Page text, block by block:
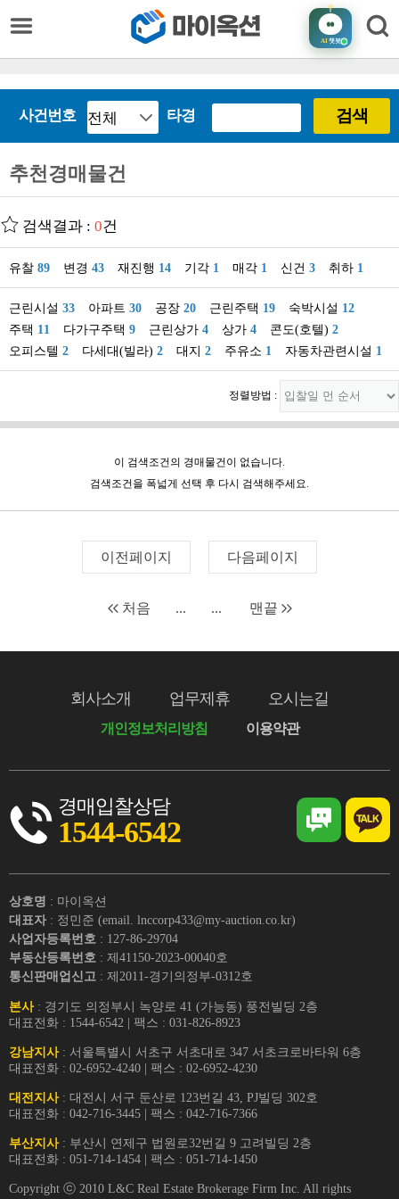
AI챗봇
사건번호 타경 검색
추천경매물건
검색결과 : 0건
유찰 89 변경 43 재진행 14 기각 1 매각 1 신건 3 취하 1
근린시설 33 아파트 30 공장 20 근린주택 19 숙박시설 12
주택 11 다가구주택 9 근린상가 4 상가 4 콘도(호텔) 2
오피스텔 2 다세대(빌라) 2 대지 2 주유소 1 자동차관련시설 1
정렬방법 :
이 검색조건의 경매물건이 없습니다.
검색조건을 폭넓게 선택 후 다시 검색해주세요.
이전페이지 다음페이지
처음 ... ... 맨끝
회사소개 업무제휴 오시는길
개인정보처리방침 이용약관
경매입찰상담
1544-6542
상호명 : 마이옥션
대표자 : 정민준 (email. lnccorp433@my-auction.co.kr)
사업자등록번호 : 127-86-29704
부동산등록번호 : 제41150-2023-00040호
통신판매업신고 : 제2011-경기의정부-0312호
본사: 경기도 의정부시 녹양로 41 (가능동) 풍전빌딩 2층
대표전화 : 1544-6542 | 팩스 : 031-826-8923
강남지사: 서울특별시 서초구 서초대로 347 서초크로바타워 6층
대표전화 : 02-6952-4240 | 팩스 : 02-6952-4230
대전지사: 대전시 서구 둔산로 123번길 43, PJ빌딩 302호
대표전화 : 042-716-3445 | 팩스 : 042-716-7366
부산지사: 부산시 연제구 법원로32번길 9 고려빌딩 2층
대표전화 : 051-714-1454 | 팩스 : 051-714-1450
Copyright ⓒ 2010 L&C Real Estate Brokerage Firm Inc. All rights